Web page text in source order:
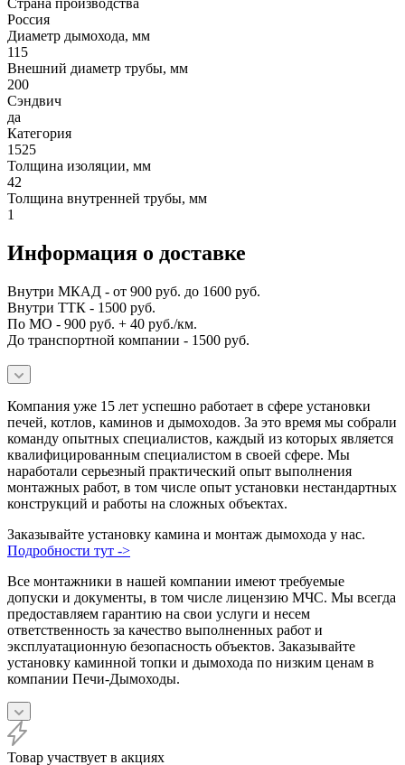
Страна производства
Россия
Диаметр дымохода, мм
115
Внешний диаметр трубы, мм
200
Сэндвич
да
Категория
1525
Толщина изоляции, мм
42
Толщина внутренней трубы, мм
1
Информация о доставке
Внутри МКАД - от 900 руб. до 1600 руб.
Внутри ТТК - 1500 руб.
По МО - 900 руб. + 40 руб./км.
До транспортной компании - 1500 руб.
Компания уже 15 лет успешно работает в сфере установки
печей, котлов, каминов и дымоходов. За это время мы собрали
команду опытных специалистов, каждый из которых является
квалифицированным специалистом в своей сфере. Мы
наработали серьезный практический опыт выполнения
монтажных работ, в том числе опыт установки нестандартных
конструкций и работы на сложных объектах.
Заказывайте установку камина и монтаж дымохода у нас.
Подробности тут ->
Все монтажники в нашей компании имеют требуемые
допуски и документы, в том числе лицензию МЧС. Мы всегда
предоставляем гарантию на свои услуги и несем
ответственность за качество выполненных работ и
эксплуатационную безопасность объектов. Заказывайте
установку каминной топки и дымохода по низким ценам в
компании Печи-Дымоходы.
Товар участвует в акциях